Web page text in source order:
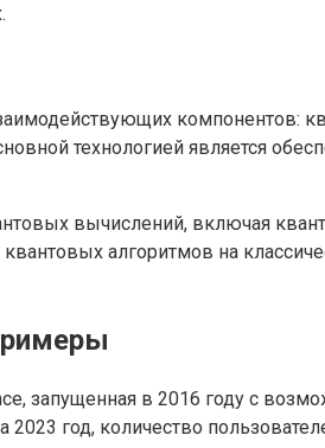
компонентов:
технологией является
вычислений, включая
алгоритмов на
запущенная в 2016 году с
год, количество